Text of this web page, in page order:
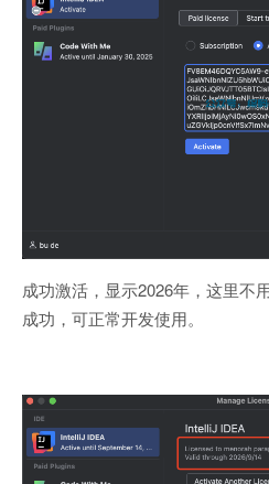
成功激活，显示2026年，这里不
成功，可正常开发使用。